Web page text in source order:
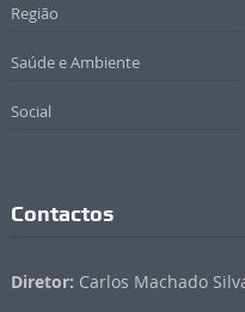
Região
Saúde e Ambiente
Social
Contactos
Diretor: Carlos Machado